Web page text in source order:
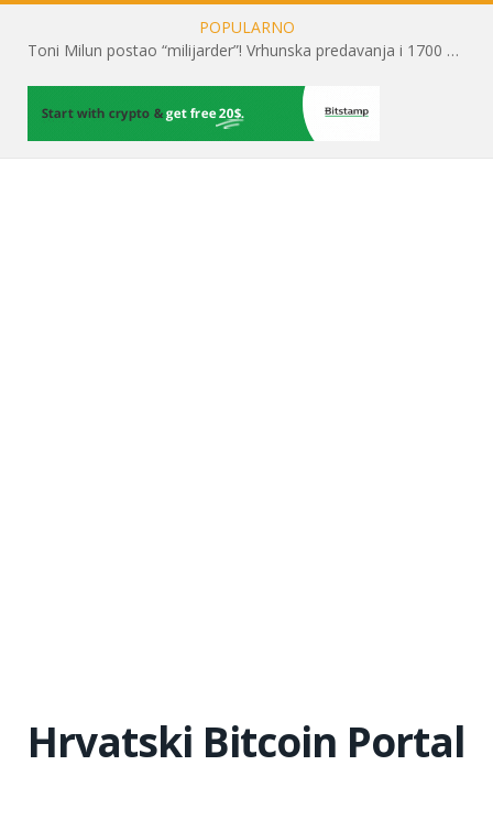
POPULARNO
Toni Milun postao “milijarder”! Vrhunska predavanja i 1700 posjetitelja obilježili su mjesec financijske pismenosti
Hrvatski Bitcoin Portal